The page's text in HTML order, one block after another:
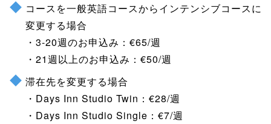
コースを一般英語コースからインテンシブコースに
変更する場合
・3-20週のお申込み：€65/週
・21週以上のお申込み：€50/週
滞在先を変更する場合
・Days Inn Studio Twin：€28/週
・Days Inn Studio Single：€7/週